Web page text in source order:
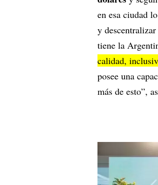
en esa ciudad
y
tiene la
calidad,
posee una
más de esto”,